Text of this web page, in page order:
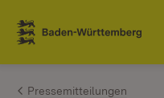
Zum Inhalt springen
Link zur Startseite
Pressemitteilungen